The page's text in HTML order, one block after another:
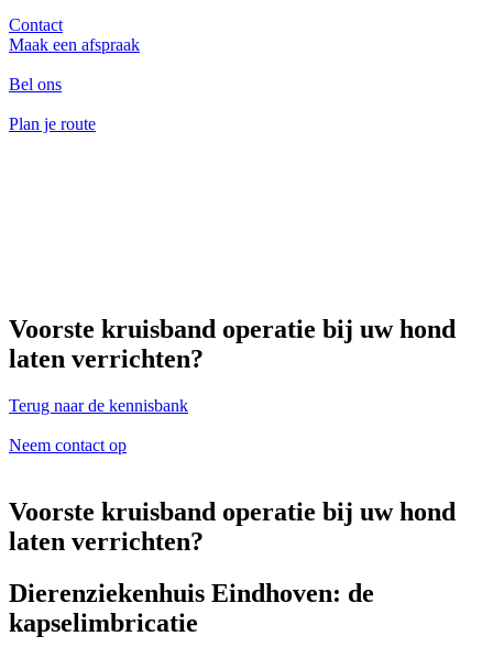
Contact
Maak een afspraak
Bel ons
Plan je route
Voorste kruisband operatie bij uw hond
laten verrichten?
Terug naar de kennisbank
Neem contact op
Voorste kruisband operatie bij uw hond
laten verrichten?
Dierenziekenhuis Eindhoven: de
kapselimbricatie